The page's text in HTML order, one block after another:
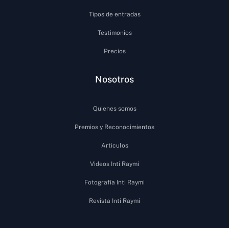
Tipos de entradas
Testimonios
Precios
Nosotros
Quienes somos
Premios y Reconocimientos
Articulos
Videos Inti Raymi
Fotografía Inti Raymi
Revista Inti Raymi